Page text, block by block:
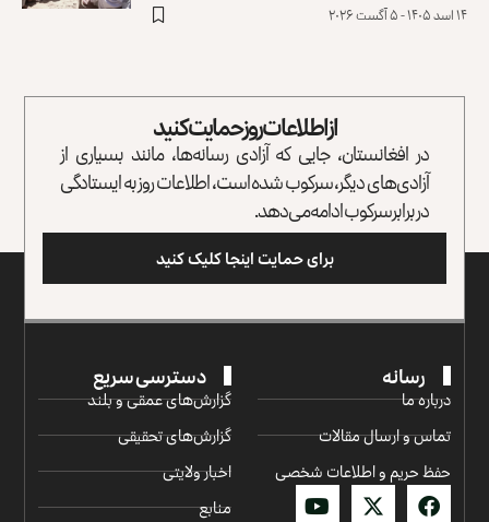
۱۴ اسد ۱۴۰۵ - ۵ آگست ۲۰۲۶
از اطلاعات روز حمایت کنید
در افغانستان، جایی که آزادی رسانه‌ها، مانند بسیاری از
آزادی‌های دیگر، سرکوب شده است، اطلاعات روز به ایستادگی
در برابر سرکوب ادامه می‌دهد.
برای حمایت اینجا کلیک کنید
رسانه
درباره ما
تماس و ارسال مقالات
حفظ حریم و اطلاعات شخصی
دسترسی سریع
گزارش‌‌های عمقی و بلند
گزارش‌های تحقیقی
اخبار ولایتی
منابع